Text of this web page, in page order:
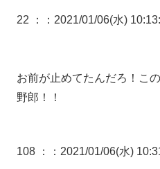
22 ： ：2021/01/06(水)
お前が止めてたんだろ！こ
野郎！！
108 ： ：2021/01/06(水)